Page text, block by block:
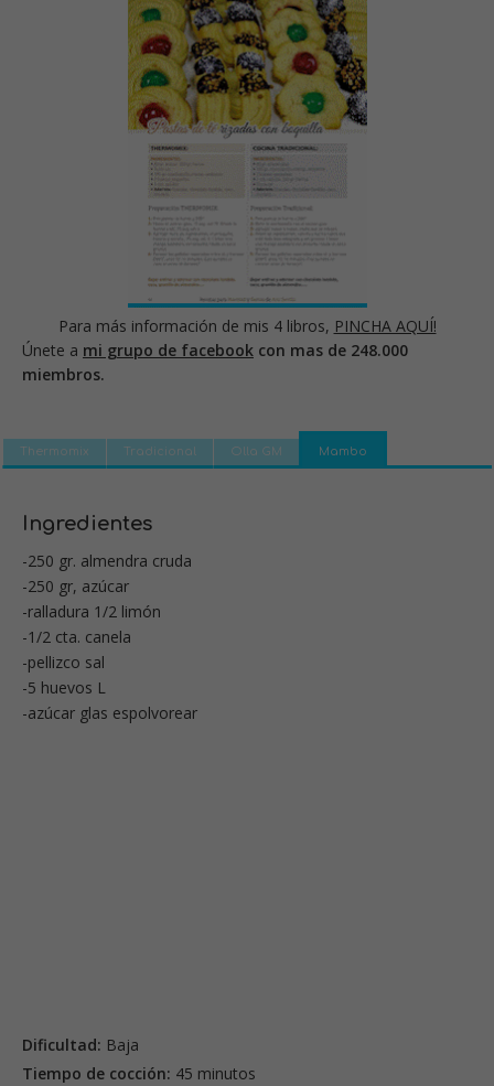
Para más información de mis 4 libros, PINCHA AQUÍ!
Únete a mi grupo de facebook con mas de 248.000
miembros.
Thermomix Tradicional Olla GM Mambo
Ingredientes
-250 gr. almendra cruda
-250 gr, azúcar
-ralladura 1/2 limón
-1/2 cta. canela
-pellizco sal
-5 huevos L
-azúcar glas espolvorear
Dificultad: Baja
Tiempo de cocción: 45 minutos